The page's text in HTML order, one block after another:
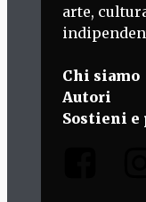
arte,
Chi siamo
Autori
Sostieni e